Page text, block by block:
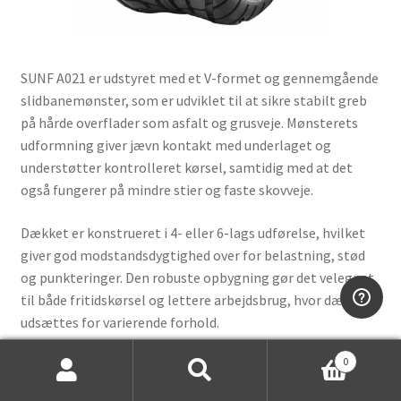
SUNF A021 er udstyret med et V-formet og gennemgående
slidbanemønster, som er udviklet til at sikre stabilt greb
på hårde overflader som asfalt og grusveje. Mønsterets
udformning giver jævn kontakt med underlaget og
understøtter kontrolleret kørsel, samtidig med at det
også fungerer på mindre stier og faste skovveje.
Dækket er konstrueret i 4- eller 6-lags udførelse, hvilket
giver god modstandsdygtighed over for belastning, stød
og punkteringer. Den robuste opbygning gør det velegnet
til både fritidskørsel og lettere arbejdsbrug, hvor dækket
udsættes for varierende forhold.
SUNF A021 fås i et bredt udvalg af størrelser med en
samlet diameter fra 13” til 26” og passer til fælge fra 6” til
0